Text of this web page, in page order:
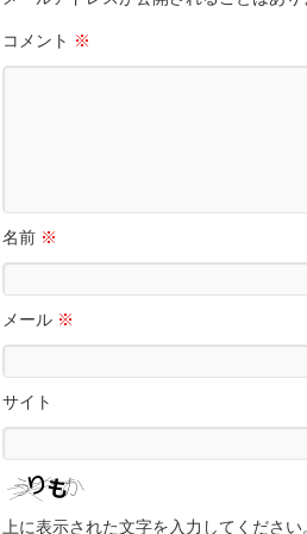
コメント ※
名前 ※
メール ※
サイト
上に表示された文字を入力してください